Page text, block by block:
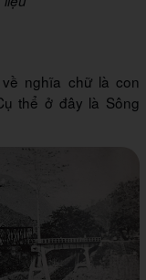
nghĩa chữ là con
thể ở đây là Sông